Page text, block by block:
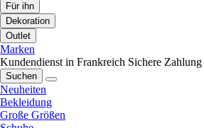
Für ihn
Dekoration
Outlet
Marken
Kundendienst in Frankreich Sichere Zahlung
Suchen
Neuheiten
Bekleidung
Große Größen